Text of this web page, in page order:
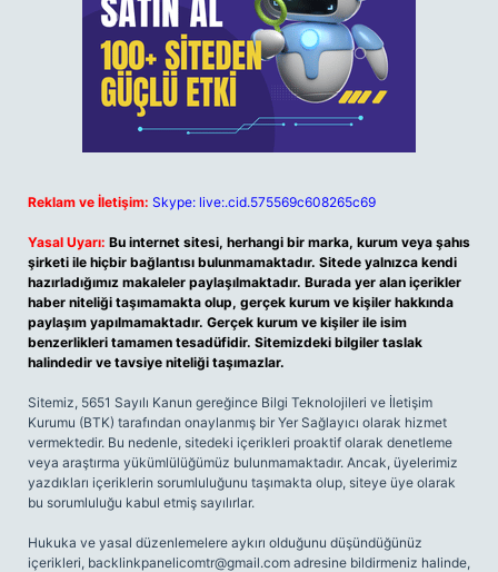
Reklam ve İletişim: Skype: live:.cid.575569c608265c69
Yasal Uyarı: Bu internet sitesi, herhangi bir marka, kurum veya şahıs
şirketi ile hiçbir bağlantısı bulunmamaktadır. Sitede yalnızca kendi
hazırladığımız makaleler paylaşılmaktadır. Burada yer alan içerikler
haber niteliği taşımamakta olup, gerçek kurum ve kişiler hakkında
paylaşım yapılmamaktadır. Gerçek kurum ve kişiler ile isim
benzerlikleri tamamen tesadüfidir. Sitemizdeki bilgiler taslak
halindedir ve tavsiye niteliği taşımazlar.
Sitemiz, 5651 Sayılı Kanun gereğince Bilgi Teknolojileri ve İletişim
Kurumu (BTK) tarafından onaylanmış bir Yer Sağlayıcı olarak hizmet
vermektedir. Bu nedenle, sitedeki içerikleri proaktif olarak denetleme
veya araştırma yükümlülüğümüz bulunmamaktadır. Ancak, üyelerimiz
yazdıkları içeriklerin sorumluluğunu taşımakta olup, siteye üye olarak
bu sorumluluğu kabul etmiş sayılırlar.
Hukuka ve yasal düzenlemelere aykırı olduğunu düşündüğünüz
içerikleri, backlinkpanelicomtr@gmail.com adresine bildirmeniz halinde,